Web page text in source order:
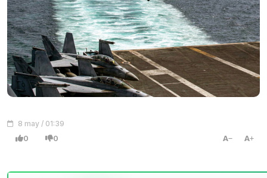
8 may / 01:39
0 0 A A